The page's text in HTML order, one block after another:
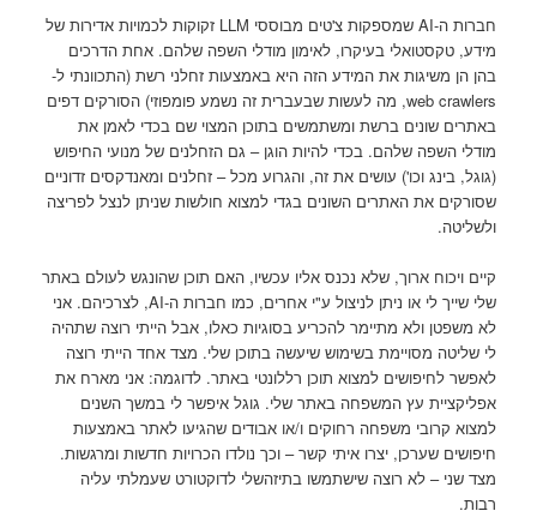
חברות ה-AI שמספקות צ'טים מבוססי LLM זקוקות לכמויות אדירות של
מידע, טקסטואלי בעיקרו, לאימון מודלי השפה שלהם. אחת הדרכים
בהן הן משיגות את המידע הזה היא באמצעות זחלני רשת (התכוונתי ל-
web crawlers, מה לעשות שבעברית זה נשמע פומפוזי) הסורקים דפים
באתרים שונים ברשת ומשתמשים בתוכן המצוי שם בכדי לאמן את
מודלי השפה שלהם. בכדי להיות הוגן – גם הזחלנים של מנועי החיפוש
(גוגל, בינג וכו') עושים את זה, והגרוע מכל – זחלנים ומאנדקסים זדוניים
שסורקים את האתרים השונים בגדי למצוא חולשות שניתן לנצל לפריצה
ולשליטה.
קיים ויכוח ארוך, שלא נכנס אליו עכשיו, האם תוכן שהונגש לעולם באתר
שלי שייך לי או ניתן לניצול ע"י אחרים, כמו חברות ה-AI, לצרכיהם. אני
לא משפטן ולא מתיימר להכריע בסוגיות כאלו, אבל הייתי רוצה שתהיה
לי שליטה מסויימת בשימוש שיעשה בתוכן שלי. מצד אחד הייתי רוצה
לאפשר לחיפושים למצוא תוכן רללונטי באתר. לדוגמה: אני מארח את
אפליקציית עץ המשפחה באתר שלי. גוגל איפשר לי במשך השנים
למצוא קרובי משפחה רחוקים ו/או אבודים שהגיעו לאתר באמצעות
חיפושים שערכן, יצרו איתי קשר – וכך נולדו הכרויות חדשות ומרגשות.
מצד שני – לא רוצה שישתמשו בתיזהשלי לדוקטורט שעמלתי עליה
רבות.